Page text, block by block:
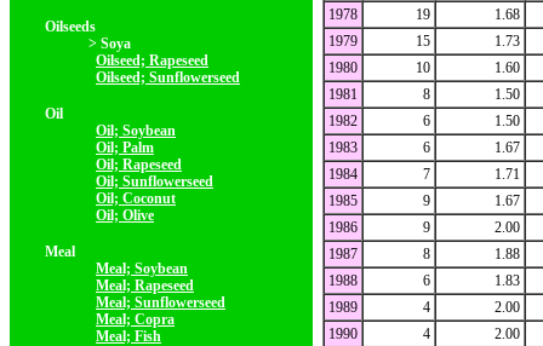
Oilseeds
> Soya
Oilseed; Rapeseed
Oilseed; Sunflowerseed
Oil
Oil; Soybean
Oil; Palm
Oil; Rapeseed
Oil; Sunflowerseed
Oil; Coconut
Oil; Olive
Meal
Meal; Soybean
Meal; Rapeseed
Meal; Sunflowerseed
Meal; Copra
Meal; Fish
1978
19
1.68
1979
15
1.73
1980
10
1.60
1981
8
1.50
1982
6
1.50
1983
6
1.67
1984
7
1.71
1985
9
1.67
1986
9
2.00
1987
8
1.88
1988
6
1.83
1989
4
2.00
1990
4
2.00